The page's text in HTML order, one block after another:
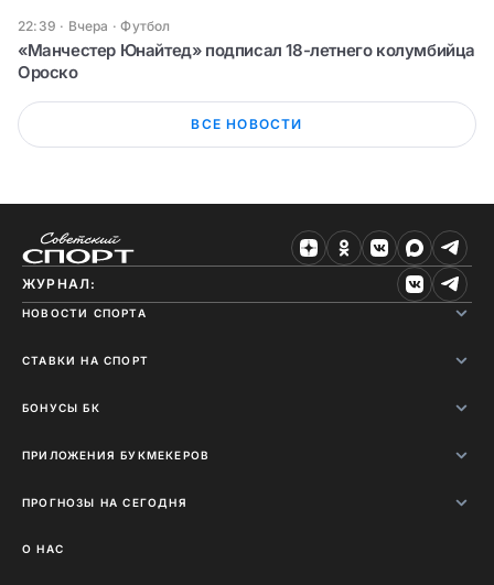
22:39 · Вчера ·Футбол
«Манчестер Юнайтед» подписал 18-летнего колумбийца
Ороско
ВСЕ НОВОСТИ
ЖУРНАЛ:
НОВОСТИ СПОРТА
СТАВКИ НА СПОРТ
БОНУСЫ БК
ПРИЛОЖЕНИЯ БУКМЕКЕРОВ
ПРОГНОЗЫ НА СЕГОДНЯ
О НАС